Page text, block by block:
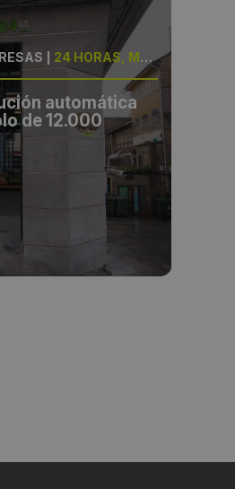
24 HORAS, METRO24ST
automática
de 12.000